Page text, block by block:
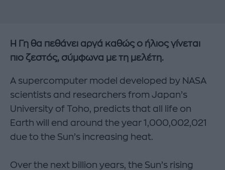
Η Γη θα πεθάνει αργά καθώς ο ήλιος γίνεται
πιο ζεστός, σύμφωνα με τη μελέτη.
A supercomputer model developed by NASA
scientists and researchers from Japan’s
University of Toho, predicts that all life on
Earth will end around the year 1,000,002,021
due to the Sun’s increasing heat.
Over the next billion years, the Sun’s rising